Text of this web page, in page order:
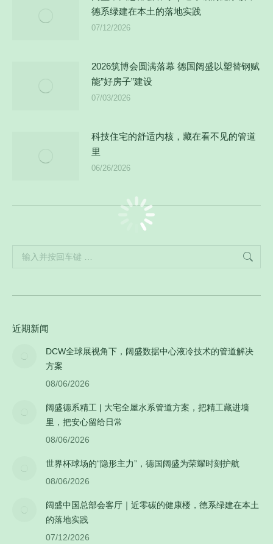
德系绿建在本土的落地实践
07/12/2026
2026筑博会圆满落幕 德国阔盛以塑替钢赋
能”好房子”建设
07/03/2026
科技住宅的舒适内核，藏在看不见的管道
里
06/26/2026
Search:
近期新闻
DCW全球展视角下，阔盛数据中心液冷技术的管道解决
方案
08/06/2026
阔盛德系精工 | 大宅全屋水系管道方案，把精工藏进墙
里，把安心留给日常
08/06/2026
世界杯球场的“隐形主力”，德国阔盛为荣耀时刻护航
08/06/2026
阔盛中国总部会客厅｜近零碳的健康楼，德系绿建在本土
的落地实践
07/12/2026